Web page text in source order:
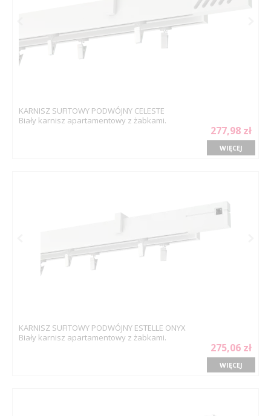
KARNISZ SUFITOWY PODWÓJNY CELESTE
Biały karnisz apartamentowy z żabkami.
277,98 zł
WIĘCEJ
KARNISZ SUFITOWY PODWÓJNY ESTELLE ONYX
Biały karnisz apartamentowy z żabkami.
275,06 zł
WIĘCEJ